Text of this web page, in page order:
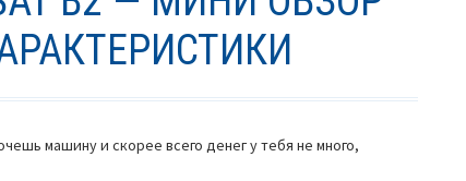
машину и скорее всего денег у тебя не много,